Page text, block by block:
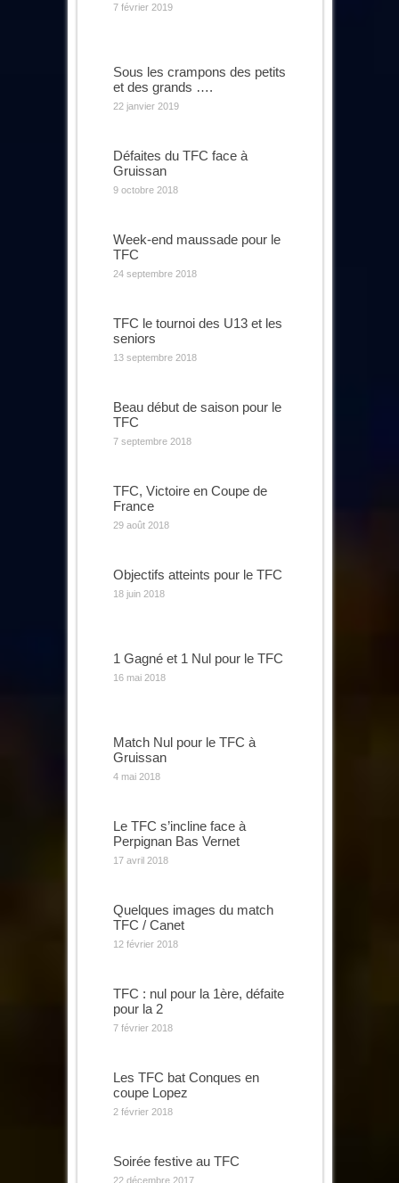
7 février 2019
Sous les crampons des petits
et des grands ….
22 janvier 2019
Défaites du TFC face à
Gruissan
9 octobre 2018
Week-end maussade pour le
TFC
24 septembre 2018
TFC le tournoi des U13 et les
seniors
13 septembre 2018
Beau début de saison pour le
TFC
7 septembre 2018
TFC, Victoire en Coupe de
France
29 août 2018
Objectifs atteints pour le TFC
18 juin 2018
1 Gagné et 1 Nul pour le TFC
16 mai 2018
Match Nul pour le TFC à
Gruissan
4 mai 2018
Le TFC s’incline face à
Perpignan Bas Vernet
17 avril 2018
Quelques images du match
TFC / Canet
12 février 2018
TFC : nul pour la 1ère, défaite
pour la 2
7 février 2018
Les TFC bat Conques en
coupe Lopez
2 février 2018
Soirée festive au TFC
22 décembre 2017